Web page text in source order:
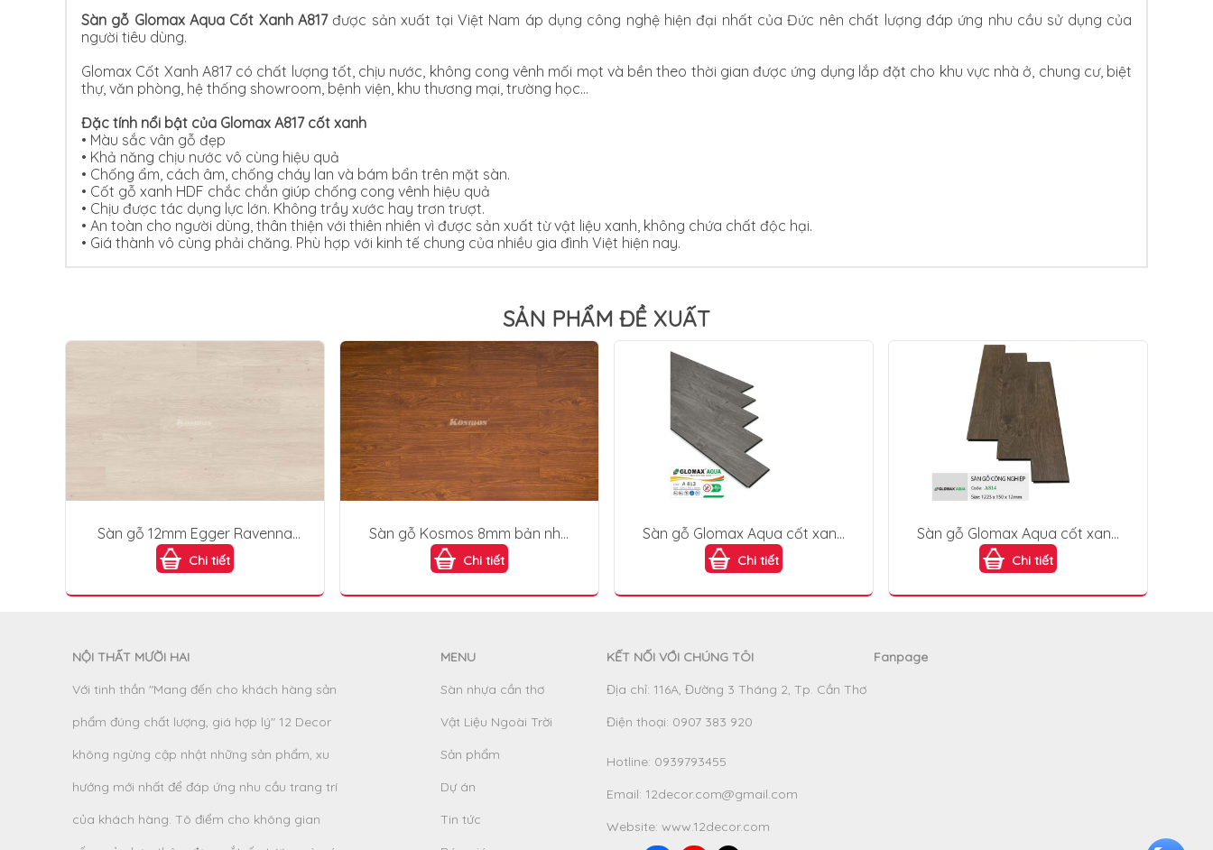
Sàn gỗ Glomax Aqua Cốt Xanh A817được sản xuất tại Việt Nam áp dụng công nghệ hiện đại nhất của Đức nên chất lượng đáp ứng nhu cầu sử dụng của
người tiêu dùng.
Glomax Cốt Xanh A817 có chất lượng tốt, chịu nước, không cong vênh mối mọt và bền theo thời gian được ứng dụng lắp đặt cho khu vực nhà ở, chung cư, biệt
thự, văn phòng, hệ thống showroom, bệnh viện, khu thương mại, trường học…
Đặc tính nổi bật của Glomax A817 cốt xanh
• Màu sắc vân gỗ đẹp
• Khả năng chịu nước vô cùng hiệu quả
• Chống ẩm, cách âm, chống cháy lan và bám bẩn trên mặt sàn.
• Cốt gỗ xanh HDF chắc chắn giúp chống cong vênh hiệu quả
• Chịu được tác dụng lực lớn. Không trầy xước hay trơn trượt.
• An toàn cho người dùng, thân thiện với thiên nhiên vì được sản xuất từ vật liệu xanh, không chứa chất độc hại.
• Giá thành vô cùng phải chăng. Phù hợp với kinh tế chung của nhiều gia đình Việt hiện nay.
SẢN PHẨM ĐỀ XUẤT
Sàn gỗ 12mm Egger Ravenna
Oak EHL111
Chi tiết
Sàn gỗ Kosmos 8mm bản nhỏ
M195
Chi tiết
Sàn gỗ Glomax Aqua cốt xanh
A813
Chi tiết
Sàn gỗ Glomax Aqua cốt xanh
A814
Chi tiết
NỘI THẤT MƯỜI HAI
Với tinh thần "Mang đến cho khách hàng sản
phẩm đúng chất lượng, giá hợp lý" 12 Decor
không ngừng cập nhật những sản phẩm, xu
hướng mới nhất để đáp ứng nhu cầu trang trí
của khách hàng. Tô điểm cho không gian
MENU
Sàn nhựa cần thơ
Vật Liệu Ngoài Trời
Sản phẩm
Dự án
Tin tức
KẾT NỐI VỚI CHÚNG TÔI
Địa chỉ: 116A, Đường 3 Tháng 2, Tp. Cần Thơ
Điện thoại: 0907 383 920
Hotline: 0939793455
Email: 12decor.com@gmail.com
Website: www.12decor.com
Fanpage